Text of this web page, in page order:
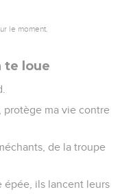
le moment.
te loue
protège ma vie contre
de la troupe
épée, ils lancent leurs